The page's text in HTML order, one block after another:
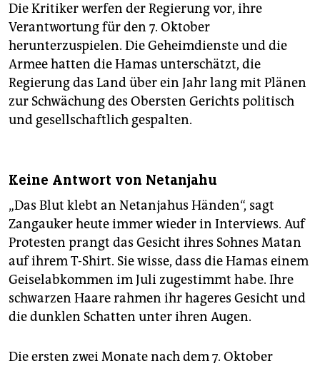
Die Kritiker werfen der Regierung vor, ihre
Verantwortung für den 7. Oktober
herunterzuspielen. Die Geheimdienste und die
Armee hatten die Hamas unterschätzt, die
Regierung das Land über ein Jahr lang mit Plänen
zur Schwächung des Obersten Gerichts politisch
und gesellschaftlich gespalten.
Keine Antwort von Netanjahu
„Das Blut klebt an Netanjahus Händen“, sagt
Zangauker heute immer wieder in Interviews. Auf
Protesten prangt das Gesicht ihres Sohnes Matan
auf ihrem T-Shirt. Sie wisse, dass die Hamas einem
Geiselabkommen im Juli zugestimmt habe. Ihre
schwarzen Haare rahmen ihr hageres Gesicht und
die dunklen Schatten unter ihren Augen.
Die ersten zwei Monate nach dem 7. Oktober